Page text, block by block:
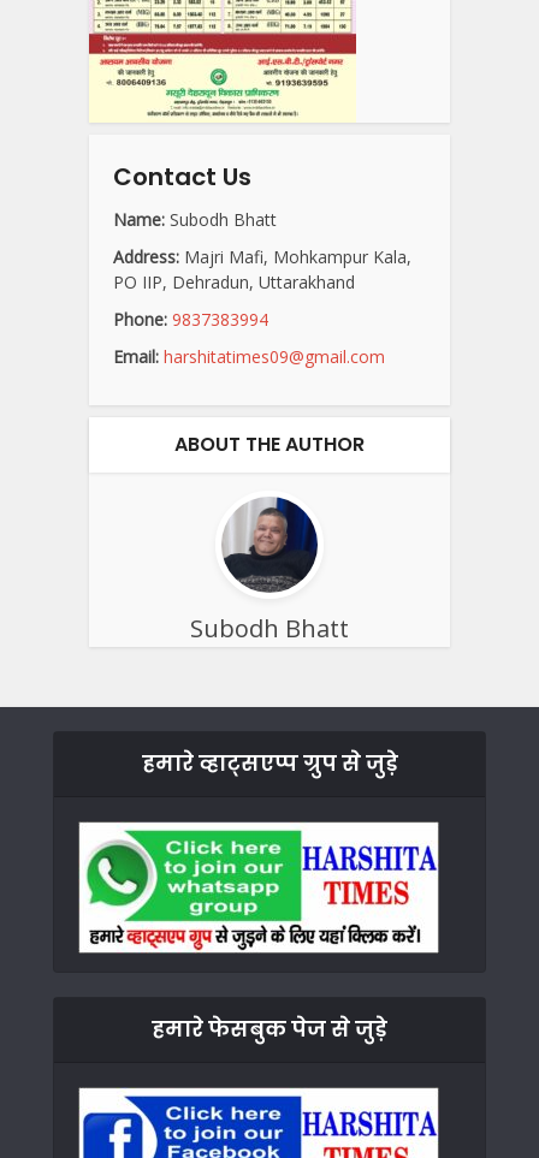
Contact Us
Name: Subodh Bhatt
Address: Majri Mafi, Mohkampur Kala,
PO IIP, Dehradun, Uttarakhand
Phone: 9837383994
Email: harshitatimes09@gmail.com
ABOUT THE AUTHOR
Subodh Bhatt
हमारे व्हाट्सएप्प ग्रुप से जुड़े
हमारे फेसबुक पेज से जुड़े